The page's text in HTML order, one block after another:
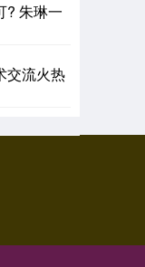
? 朱琳一
交流火热